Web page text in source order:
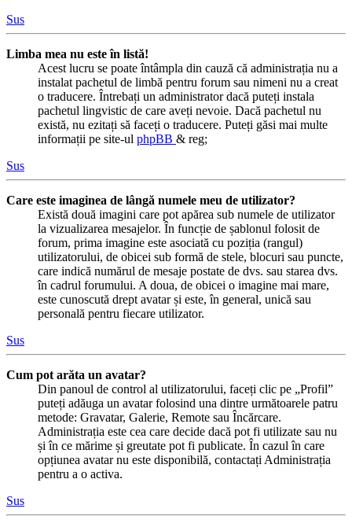
Sus
Limba mea nu este în listă!
Acest lucru se poate întâmpla din cauză că administrația nu a
instalat pachetul de limbă pentru forum sau nimeni nu a creat
o traducere. Întrebați un administrator dacă puteți instala
pachetul lingvistic de care aveți nevoie. Dacă pachetul nu
există, nu ezitați să faceți o traducere. Puteți găsi mai multe
informații pe site-ul phpBB & reg;
Sus
Care este imaginea de lângă numele meu de utilizator?
Există două imagini care pot apărea sub numele de utilizator
la vizualizarea mesajelor. În funcție de șablonul folosit de
forum, prima imagine este asociată cu poziția (rangul)
utilizatorului, de obicei sub formă de stele, blocuri sau puncte,
care indică numărul de mesaje postate de dvs. sau starea dvs.
în cadrul forumului. A doua, de obicei o imagine mai mare,
este cunoscută drept avatar și este, în general, unică sau
personală pentru fiecare utilizator.
Sus
Cum pot arăta un avatar?
Din panoul de control al utilizatorului, faceți clic pe „Profil”
puteți adăuga un avatar folosind una dintre următoarele patru
metode: Gravatar, Galerie, Remote sau Încărcare.
Administrația este cea care decide dacă pot fi utilizate sau nu
și în ce mărime și greutate pot fi publicate. În cazul în care
opțiunea avatar nu este disponibilă, contactați Administrația
pentru a o activa.
Sus